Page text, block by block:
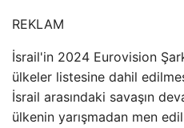
REKLAM
İsrail'in 2024 Eurovision
ülkeler listesine dahil
İsrail arasındaki savaşın
ülkenin yarışmadan men